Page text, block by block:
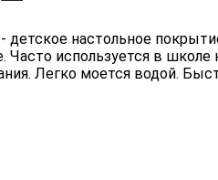
детское настольное
Часто используется в
Легко моется водой.